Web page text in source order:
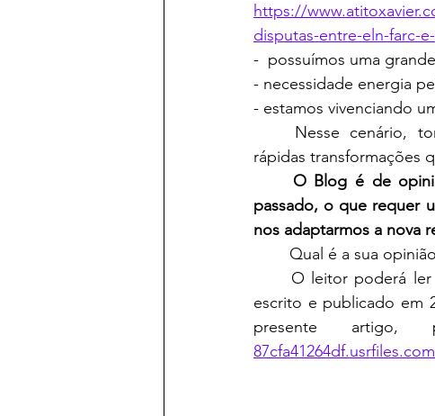
https://
disputas-entre-eln-farc-
-  possuímos uma
- necessidade energia
- estamos vivenciando
rápidas transformações
O Blog é de
passado, o que requer
nos adaptarmos a nova
Qual é a sua
O leitor poderá
escrito e publicado em
presente